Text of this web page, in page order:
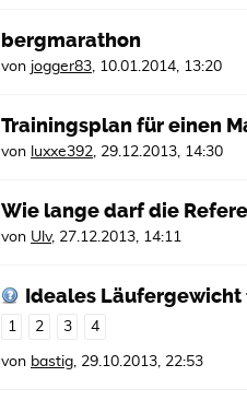
bergmarathon
von jogger83, 10.01.2014, 13:20
Trainingsplan für einen
von luxxe392, 29.12.2013, 14:30
Wie lange darf die
von Ulv, 27.12.2013, 14:11
Ideales Läufergewicht
1 2 3 4
von bastig, 29.10.2013, 22:53